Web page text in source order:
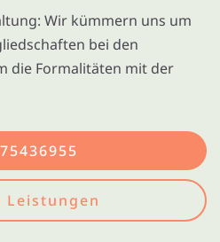
Wir kümmern uns um
bei den
die Formalitäten mit der
Leistungen